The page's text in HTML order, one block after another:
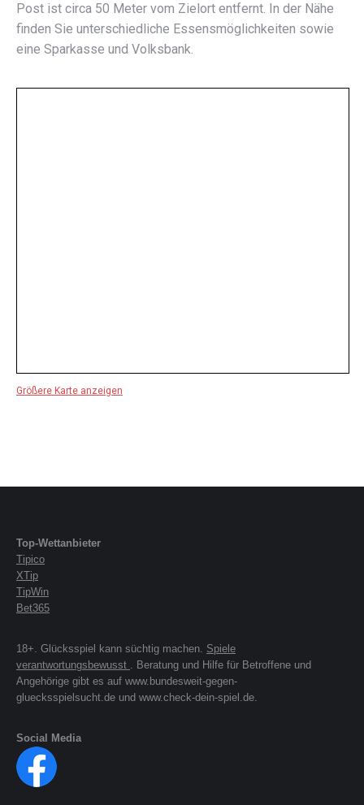
Post ist circa 50 Meter vom Zielort entfernt. In der Nähe
finden Sie unterschiedliche Essensmöglichkeiten sowie
eine Sparkasse und Volksbank.
Größere Karte anzeigen
Top-Wettanbieter
Tipico
XTip
TipWin
Bet365
18+. Glücksspiel kann süchtig machen. Spiele
verantwortungsbewusst . Beratung und Hilfe für Betroffene und
Angehörige gibt es auf www.bundesweit-gegen-
gluecksspielsucht.de und www.check-dein-spiel.de.
Social Media